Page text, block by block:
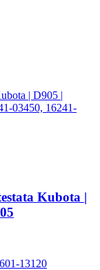
Kubota |